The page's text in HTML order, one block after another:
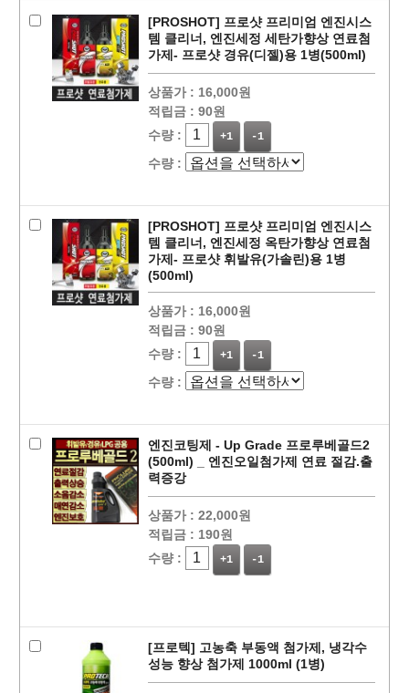
[PROSHOT] 프로샷 프리미엄 엔진시스
템 클리너, 엔진세정 세탄가향상 연료첨
가제- 프로샷 경유(디젤)용 1병(500ml)
상품가 : 16,000원
적립금 : 90원
수량 :
+1 -1
수량 :
[PROSHOT] 프로샷 프리미엄 엔진시스
템 클리너, 엔진세정 옥탄가향상 연료첨
가제- 프로샷 휘발유(가솔린)용 1병
(500ml)
상품가 : 16,000원
적립금 : 90원
수량 :
+1 -1
수량 :
엔진코팅제 - Up Grade 프로루베골드2
(500ml) _ 엔진오일첨가제 연료 절감.출
력증강
상품가 : 22,000원
적립금 : 190원
수량 :
+1 -1
[프로텍] 고농축 부동액 첨가제, 냉각수
성능 향상 첨가제 1000ml (1병)